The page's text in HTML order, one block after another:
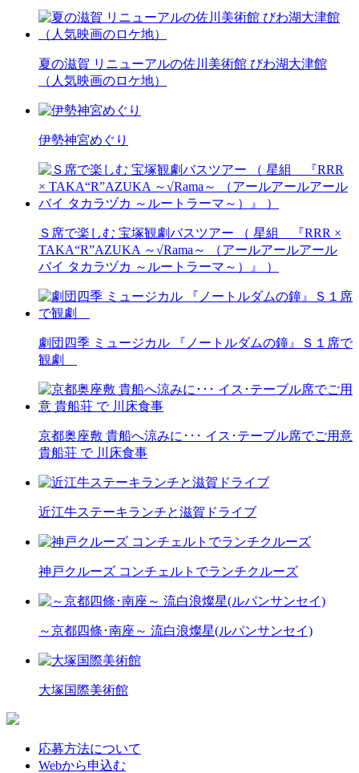
夏の滋賀 リニューアルの佐川美術館 びわ湖大津館
（人気映画のロケ地）
伊勢神宮めぐり
Ｓ席で楽しむ 宝塚観劇バスツアー （ 星組 『RRR ×
TAKA“R”AZUKA ～√Rama～ （アールアールアール
バイ タカラヅカ ～ルートラーマ～）』 ）
劇団四季 ミュージカル 『ノートルダムの鐘』Ｓ１席で
観劇
京都奥座敷 貴船へ涼みに･･･ イス･テーブル席でご用意
貴船荘 で 川床食事
近江牛ステーキランチと滋賀ドライブ
神戸クルーズ コンチェルトでランチクルーズ
～京都四條･南座～ 流白浪燦星(ルパンサンセイ)
大塚国際美術館
応募方法について
Webから申込む